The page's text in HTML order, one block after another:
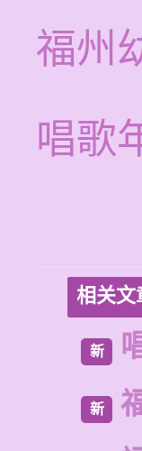
福州
唱歌
相关文
新
新